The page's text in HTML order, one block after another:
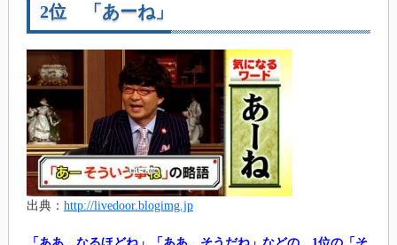
2位 「あーね」
出典： http://livedoor.blogimg.jp